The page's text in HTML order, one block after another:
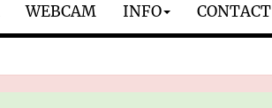
WEBCAM INFO CONTACT